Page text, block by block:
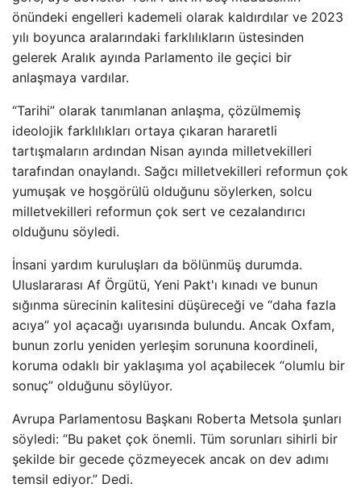
önündeki engelleri kademeli olarak kaldırdılar ve 2023
yılı boyunca aralarındaki farklılıkların üstesinden
gelerek Aralık ayında Parlamento ile geçici bir
anlaşmaya vardılar.
“Tarihi” olarak tanımlanan anlaşma, çözülmemiş
ideolojik farklılıkları ortaya çıkaran hararetli
tartışmaların ardından Nisan ayında milletvekilleri
tarafından onaylandı. Sağcı milletvekilleri reformun çok
yumuşak ve hoşgörülü olduğunu söylerken, solcu
milletvekilleri reformun çok sert ve cezalandırıcı
olduğunu söyledi.
İnsani yardım kuruluşları da bölünmüş durumda.
Uluslararası Af Örgütü, Yeni Pakt'ı kınadı ve bunun
sığınma sürecinin kalitesini düşüreceği ve “daha fazla
acıya” yol açacağı uyarısında bulundu. Ancak Oxfam,
bunun zorlu yeniden yerleşim sorununa koordineli,
koruma odaklı bir yaklaşıma yol açabilecek “olumlu bir
sonuç” olduğunu söylüyor.
Avrupa Parlamentosu Başkanı Roberta Metsola şunları
söyledi: “Bu paket çok önemli. Tüm sorunları sihirli bir
şekilde bir gecede çözmeyecek ancak on dev adımı
temsil ediyor.” Dedi.